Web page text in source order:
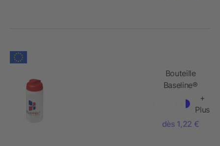
Bouteille
Baseline®
Plus de sport
avec
couvercle à
+
Plus
dès 1,22 €